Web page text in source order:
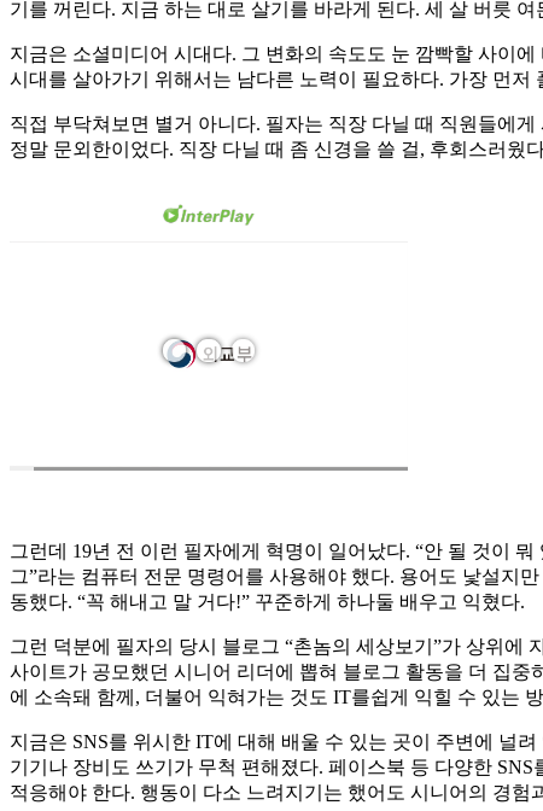
기를 꺼린다. 지금 하는 대로 살기를 바라게 된다. 세 살 버릇
지금은 소셜미디어 시대다. 그 변화의 속도도 눈 깜빡할 사이
시대를 살아가기 위해서는 남다른 노력이 필요하다. 가장 먼
직접 부닥쳐보면 별거 아니다. 필자는 직장 다닐 때 직원들에
정말 문외한이었다. 직장 다닐 때 좀 신경을 쓸 걸, 후회스러웠
그런데 19년 전 이런 필자에게 혁명이 일어났다. “안 될 것이
그”라는 컴퓨터 전문 명령어를 사용해야 했다. 용어도 낯설지
동했다. “꼭 해내고 말 거다!” 꾸준하게 하나둘 배우고 익혔다.
그런 덕분에 필자의 당시 블로그 “촌놈의 세상보기”가 상위에
사이트가 공모했던 시니어 리더에 뽑혀 블로그 활동을 더 집중
에 소속돼 함께, 더불어 익혀가는 것도 IT를쉽게 익힐 수 있는
지금은 SNS를 위시한 IT에 대해 배울 수 있는 곳이 주변에 널
기기나 장비도 쓰기가 무척 편해졌다. 페이스북 등 다양한
적응해야 한다. 행동이 다소 느려지기는 했어도 시니어의 경